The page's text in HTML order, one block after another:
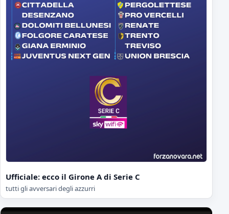
Ufficiale: ecco il Girone A di Serie C
tutti gli avversari degli azzurri